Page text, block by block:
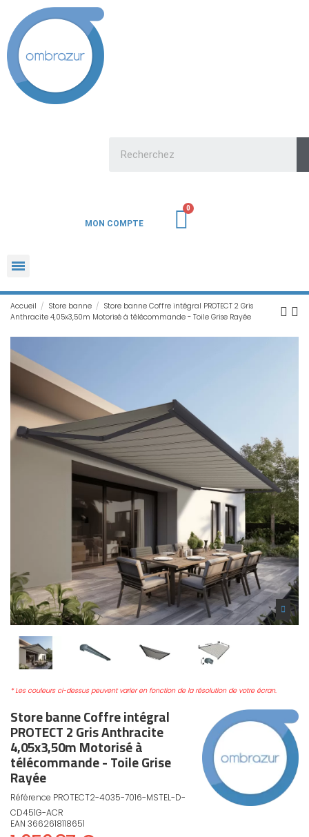
MON COMPTE
Accueil Store banne
Store banne Coffre intégral PROTECT 2 Gris
Anthracite 4,05x3,50m Motorisé à télécommande - Toile Grise Rayée
* Les couleurs ci-dessus peuvent varier en fonction de la résolution de votre écran.
Store banne Coffre intégral
PROTECT 2 Gris Anthracite
4,05x3,50m Motorisé à
télécommande - Toile Grise
Rayée
Référence PROTECT2-4035-7016-MSTEL-D-
CD451G-ACR
EAN 3662618118651